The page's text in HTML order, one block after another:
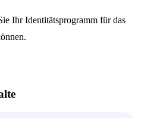
Ihr Identitätsprogramm für das